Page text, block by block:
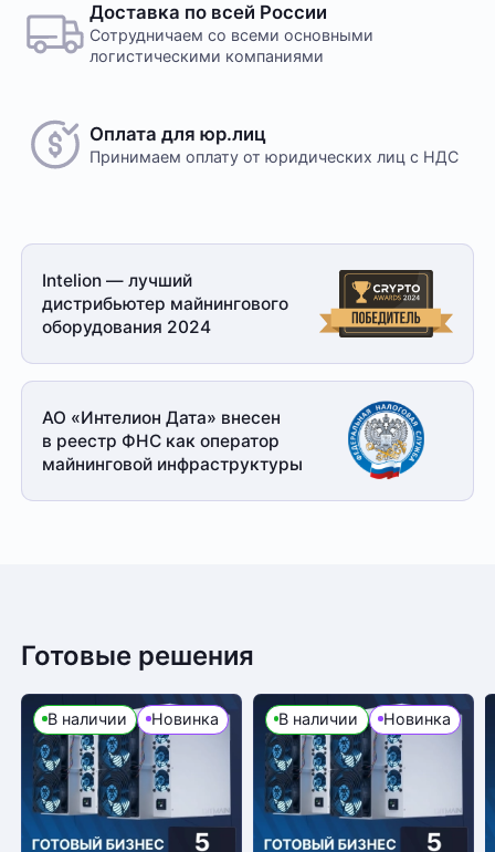
Доставка по всей России
Сотрудничаем со всеми основными
логистическими компаниями
Оплата для юр.лиц
Принимаем оплату от юридических лиц с НДС
Intelion — лучший
дистрибьютер майнингового
оборудования 2024
АО «Интелион Дата» внесен
в реестр ФНС как оператор
майнинговой инфраструктуры
Готовые решения
В наличии Новинка В наличии Новинка